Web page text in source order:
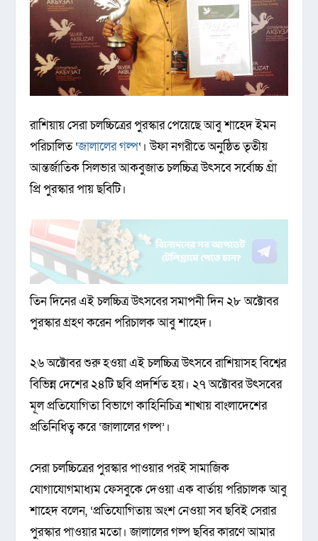
রাশিয়ায় সেরা চলচ্চিত্রের পুরস্কার পেয়েছে আবু শাহেদ ইমন
পরিচালিত ‘জালালের গল্প‘। উফা নগরীতে অনুষ্ঠিত তৃতীয়
আন্তর্জাতিক সিলভার আকবুজাত চলচ্চিত্র উৎসবে সর্বোচ্চ গ্রাঁ
প্রি পুরস্কার পায় ছবিটি।
তিন দিনের এই চলচ্চিত্র উৎসবের সমাপনী দিন ২৮ অক্টোবর
পুরস্কার গ্রহণ করেন পরিচালক আবু শাহেদ।
২৬ অক্টোবর শুরু হওয়া এই চলচ্চিত্র উৎসবে রাশিয়াসহ বিশ্বের
বিভিন্ন দেশের ২৪টি ছবি প্রদর্শিত হয়। ২৭ অক্টোবর উৎসবের
মূল প্রতিযোগিতা বিভাগে কাহিনিচিত্র শাখায় বাংলাদেশের
প্রতিনিধিত্ব করে ‘জালালের গল্প’।
সেরা চলচ্চিত্রের পুরস্কার পাওয়ার পরই সামাজিক
যোগাযোগমাধ্যম ফেসবুকে দেওয়া এক বার্তায় পরিচালক আবু
শাহেদ বলেন, ‘প্রতিযোগিতায় অংশ নেওয়া সব ছবিই সেরার
পুরস্কার পাওয়ার মতো। জালালের গল্প ছবির কারণে আমার